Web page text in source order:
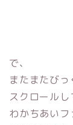
で、
またまたび
スクロールし
わかちあい